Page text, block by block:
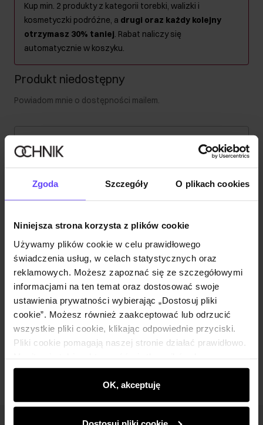
Zgoda Szczegóły O plikach cookies
Niniejsza strona korzysta z plików cookie
Używamy plików cookie w celu prawidłowego
świadczenia usług, w celach statystycznych oraz
reklamowych. Możesz zapoznać się ze szczegółowymi
informacjami na ten temat oraz dostosować swoje
ustawienia prywatności wybierając „Dostosuj pliki
cookie”. Możesz również zaakceptować lub odrzucić
wszystkie pliki cookie, klikając odpowiednie przyciski.
Pliki cookie pomagają naszej stronie działać prawidłowo.
wyświetlać im dopasowane do ich preferencji treści,
rekomendacje oraz komunikaty reklamowe informujące o
najnowszych promocjach w e-sklepie. Informacje o tym,
OK, akceptuję
Kup min. 2 produkty z kategorii torebki, walizki i
kosmetyczki podróżne, a drugi oraz każdy kolejny
otrzymasz 30% taniej. Rabat naliczy się
automatycznie w koszyku.
Produkt niedostępny
Powiadom mnie o dostępności mailem.
Powiadom o dostępności
Opis produktu
Szczegóły
Skład i wymiary
Opinie